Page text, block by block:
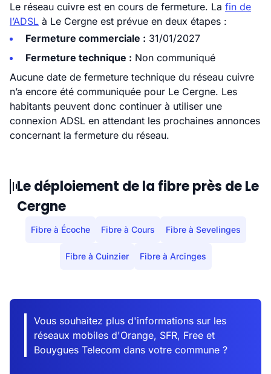
Le réseau cuivre est en cours de fermeture. La fin de
l’ADSL à Le Cergne est prévue en deux étapes :
Fermeture commerciale : 31/01/2027
Fermeture technique : Non communiqué
Aucune date de fermeture technique du réseau cuivre
n’a encore été communiquée pour Le Cergne. Les
habitants peuvent donc continuer à utiliser une
connexion ADSL en attendant les prochaines annonces
concernant la fermeture du réseau.
Le déploiement de la fibre près de Le
Cergne
Fibre à Écoche Fibre à Cours Fibre à Sevelinges
Fibre à Cuinzier Fibre à Arcinges
Vous souhaitez plus d'informations sur les
réseaux mobiles d'Orange, SFR, Free et
Bouygues Telecom dans votre commune ?